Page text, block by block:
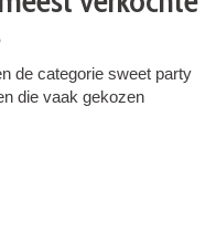
de categorie sweet party
die vaak gekozen